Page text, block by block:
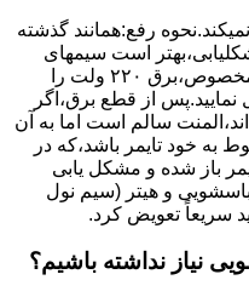
نمیکند.نحوه رﻓﻊ:ﻫﻤﺎﻧﻨﺪ ﮔﺬﺷﺘﻪ
است سیمهای
راﺑﻂ ﻫﯿﺘﺮ را ﺟﺪا ﻧﻤﻮده و ﺑﺎ ﯾﮏ ﺳﯿﻢ ﻣﺨﺼﻮص،برق ۲۲۰ ولت را
ﻫﯿﺘﺮ وصل نمایید.ﭘﺲ از ﻗﻄﻊ ﺑﺮق،اﮔﺮ
ﺳﺎﻟﻢ است اما ﺑﻪ آن
به ﺧﻮد ﺗﺎﯾﻤﺮ باشد،ﮐﻪ در
باز شده و مشکل یابی
و ﻫﯿﺘﺮ (سیم ﻧﻮل
سریعاً ﺗﻌﻮﯾﺾ کرد.
نیاز نداشته باشیم؟